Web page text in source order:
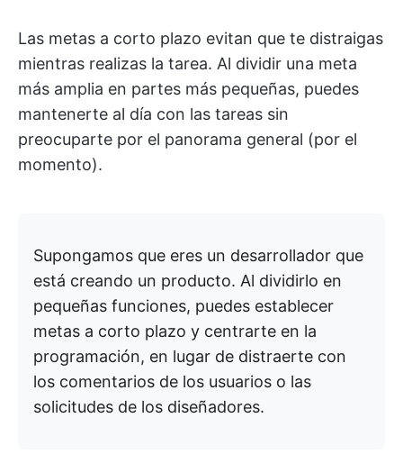
Las metas a corto plazo evitan que te distraigas
mientras realizas la tarea. Al dividir una meta
más amplia en partes más pequeñas, puedes
mantenerte al día con las tareas sin
preocuparte por el panorama general (por el
momento).
Supongamos que eres un desarrollador que
está creando un producto. Al dividirlo en
pequeñas funciones, puedes establecer
metas a corto plazo y centrarte en la
programación, en lugar de distraerte con
los comentarios de los usuarios o las
solicitudes de los diseñadores.